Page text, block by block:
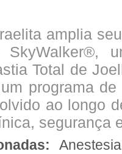
amplia
Total de
programa
ao longo
segurança